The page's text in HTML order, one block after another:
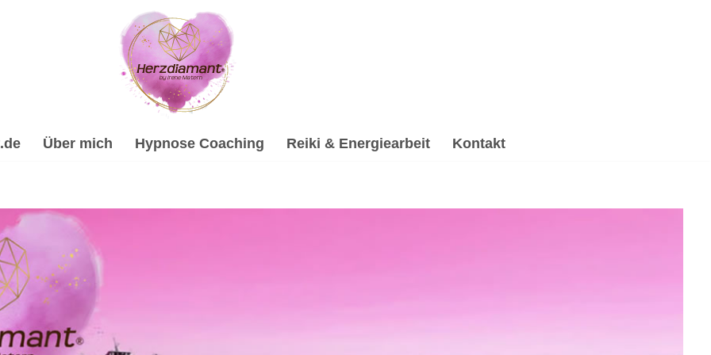
Über mich Hypnose Coaching Reiki & Energiearbeit Kontakt
Psychologische Beratung, Spirituelle Trauerverarbeitung & Trauerhilfe, Reiki & Energiearbeit,
& Trauerhilfe, ✔️ Hypnose, ✔️ Reiki & Energiearbeit, ✔️ Psychologische Beratung oder ✔️ Spirituelles
Hypnose-Coach & psychologische Beraterin für Waldbrunn. Deine Zufriedenheit ist meine Priorität ✉.